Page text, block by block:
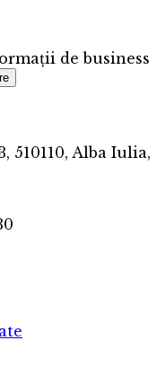
de business
510110, Alba Iulia,